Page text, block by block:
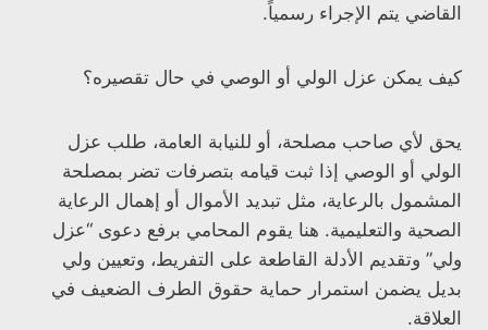
القاضي يتم الإجراء رسمياً.
كيف يمكن عزل الولي أو الوصي في حال تقصيره؟
يحق لأي صاحب مصلحة، أو للنيابة العامة، طلب عزل
الولي أو الوصي إذا ثبت قيامه بتصرفات تضر بمصلحة
المشمول بالرعاية، مثل تبديد الأموال أو إهمال الرعاية
الصحية والتعليمية. هنا يقوم المحامي برفع دعوى “عزل
ولي” وتقديم الأدلة القاطعة على التفريط، وتعيين ولي
بديل يضمن استمرار حماية حقوق الطرف الضعيف في
العلاقة.